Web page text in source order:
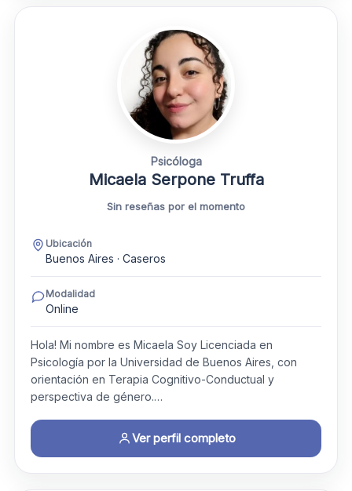
Psicóloga
Micaela Serpone Truffa
Sin reseñas por el momento
Ubicación
Buenos Aires · Caseros
Modalidad
Online
Hola! Mi nombre es Micaela Soy Licenciada en
Psicología por la Universidad de Buenos Aires, con
orientación en Terapia Cognitivo-Conductual y
perspectiva de género.…
Ver perfil completo